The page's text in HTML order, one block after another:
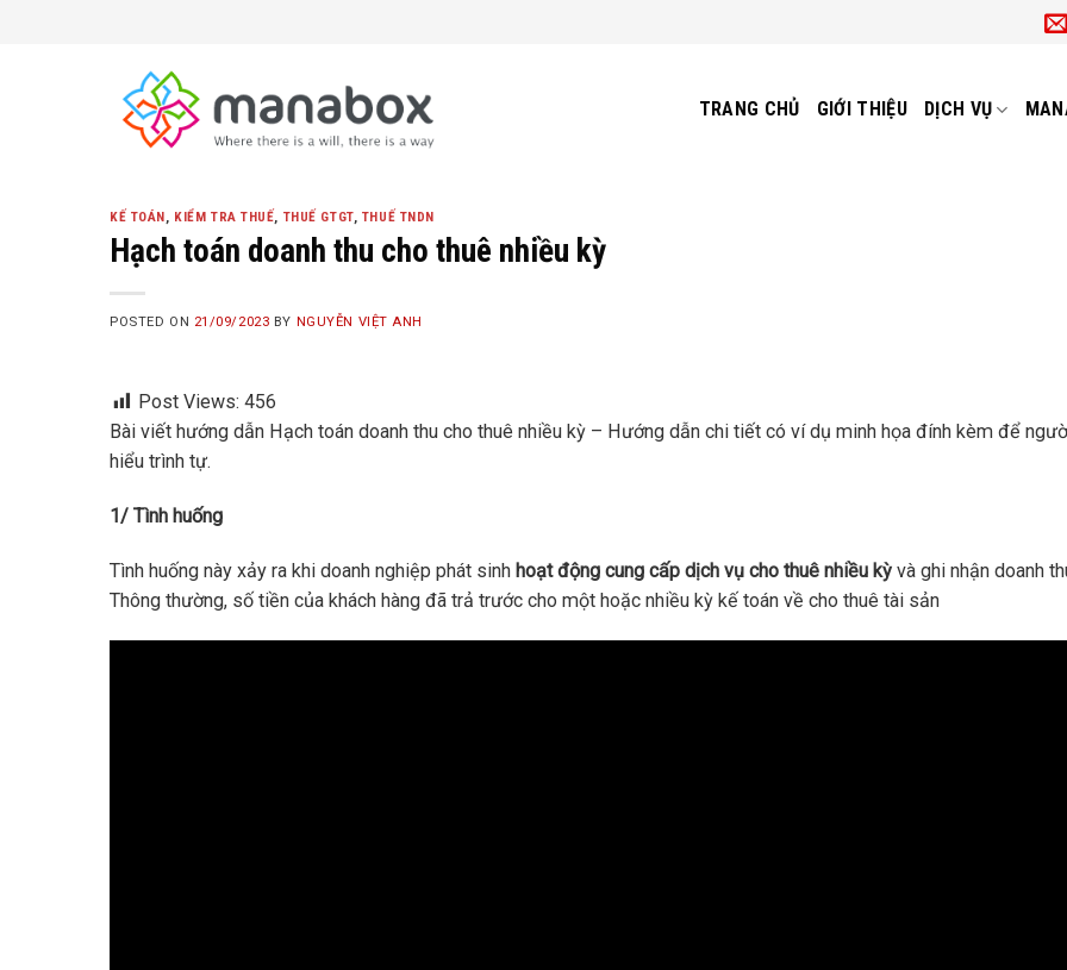
TRANG CHỦ GIỚI THIỆU DỊCH VỤ
KẾ TOÁN, KIỂM TRA THUẾ, THUẾ GTGT, THUẾ TNDN
Hạch toán doanh thu cho thuê nhiều kỳ
POSTED ON 21/09/2023 BY NGUYỄN VIỆT ANH
Post Views: 456
Bài viết hướng dẫn Hạch toán doanh thu cho thuê nhiều kỳ – Hướng dẫn chi tiết có ví dụ minh họa đính kèm để
hiểu trình tự.
1/ Tình huống
Tình huống này xảy ra khi doanh nghiệp phát sinh hoạt động cung cấp dịch vụ cho thuê nhiều kỳ và ghi nhận doanh
Thông thường, số tiền của khách hàng đã trả trước cho một hoặc nhiều kỳ kế toán về cho thuê tài sản